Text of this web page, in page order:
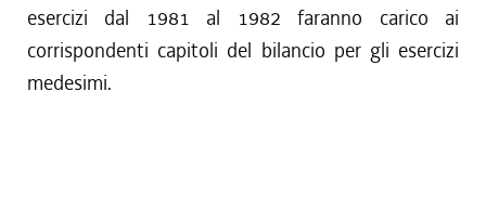
esercizi dal 1981 al 1982 faranno carico ai
corrispondenti capitoli del bilancio per gli esercizi
medesimi.